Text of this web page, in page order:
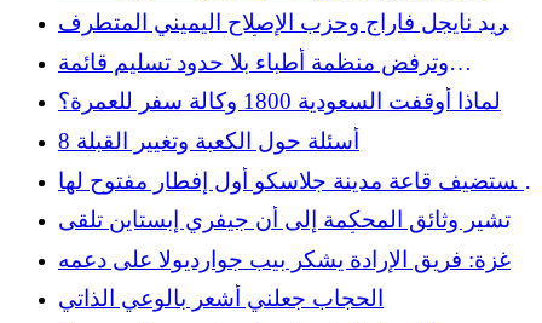
الأطفال الذين قتلوا في غزة
يريد نايجل فاراج وحزب الإصلاح اليميني المتطرف
تقديم مرشح مسلم لجذب أصوات المسلمين في
إنجلترا
وترفض منظمة أطباء بلا حدود تسليم قائمة
موظفيها إلى السلطات الإسرائيليةلماذا أوقفت السعودية 1800 وكالة سفر للعمرة؟
8 أسئلة حول الكعبة وتغيير القبلة
تستضيف قاعة مدينة جلاسكو أول إفطار مفتوح لها
خلال شهر رمضان
تشير وثائق المحكمة إلى أن جيفري إبستاين تلقى
أجزاء من كسوة الكعبة المشرفة
غزة: فريق الإرادة يشكر بيب جوارديولا على دعمه
الحجاب جعلني أشعر بالوعي الذاتي